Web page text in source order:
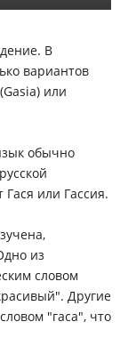
В
вариантов
или
обычно
или Гассия.
из
словом
Другие
"гаса", что